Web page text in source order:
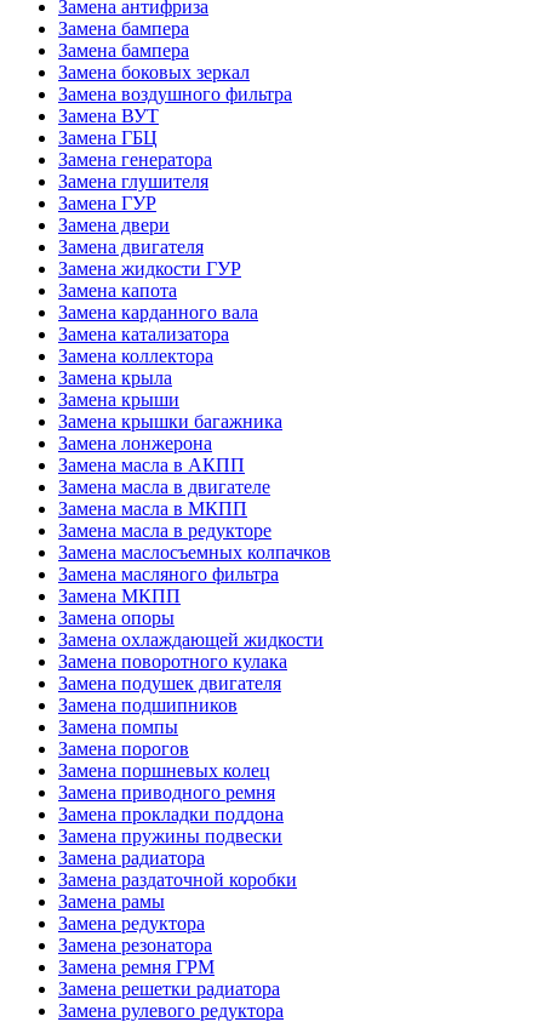
Замена антифриза
Замена бампера
Замена бампера
Замена боковых зеркал
Замена воздушного фильтра
Замена ВУТ
Замена ГБЦ
Замена генератора
Замена глушителя
Замена ГУР
Замена двери
Замена двигателя
Замена жидкости ГУР
Замена капота
Замена карданного вала
Замена катализатора
Замена коллектора
Замена крыла
Замена крыши
Замена крышки багажника
Замена лонжерона
Замена масла в АКПП
Замена масла в двигателе
Замена масла в МКПП
Замена масла в редукторе
Замена маслосъемных колпачков
Замена масляного фильтра
Замена МКПП
Замена опоры
Замена охлаждающей жидкости
Замена поворотного кулака
Замена подушек двигателя
Замена подшипников
Замена помпы
Замена порогов
Замена поршневых колец
Замена приводного ремня
Замена прокладки поддона
Замена пружины подвески
Замена радиатора
Замена раздаточной коробки
Замена рамы
Замена редуктора
Замена резонатора
Замена ремня ГРМ
Замена решетки радиатора
Замена рулевого редуктора